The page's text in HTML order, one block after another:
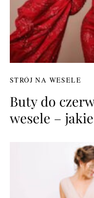
STRÓJ NA WESELE
Buty do
wesele –